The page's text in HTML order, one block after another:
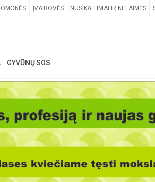
ĮVAIROVĖS NUSIKALTIMAI IR NELAIMĖS
GYVŪNŲ SOS